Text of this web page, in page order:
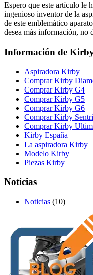
Espero que este artículo le
ingenioso inventor de la
de este emblemático
desea más información, no
Información de
Aspiradora Kirby
Comprar Kirby
Comprar Kirby G4
Comprar Kirby G5
Comprar Kirby G6
Comprar Kirby
Comprar Kirby
Kirby España
La aspiradora Kirby
Modelo Kirby
Piezas Kirby
Noticias
Noticias (10)